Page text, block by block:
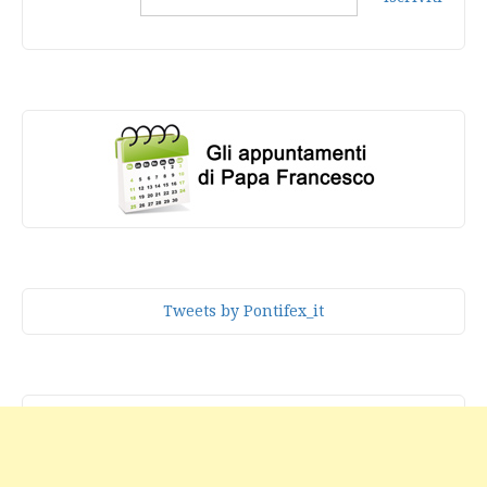
Tweets by Pontifex_it